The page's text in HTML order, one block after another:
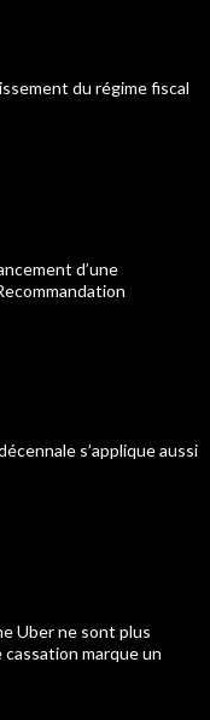
du régime fiscal
d’une
s’applique aussi
Uber ne sont plus
cassation marque un